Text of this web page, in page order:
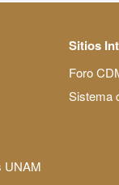
UNAM
Sitios
Foro
Sistema